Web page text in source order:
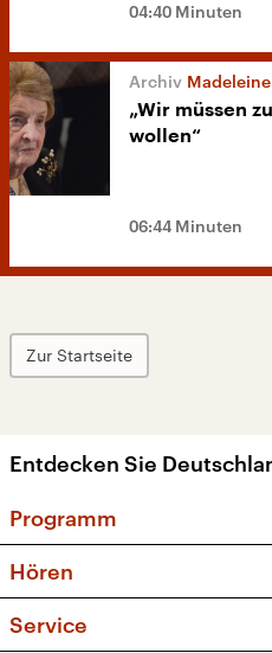
04:40 Minuten
Madeleine
„Wir müssen
wollen“
06:44 Minuten
Zur Startseite
Entdecken Sie
Programm
Sendungen und
Musikliste
Hören
Service